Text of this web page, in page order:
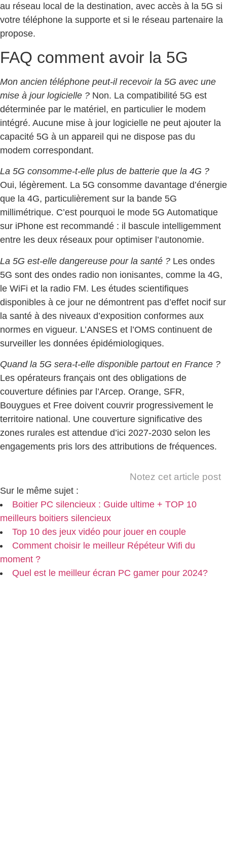
au réseau local de la destination, avec accès à la 5G si
votre téléphone la supporte et si le réseau partenaire la
propose.
FAQ comment avoir la 5G
Mon ancien téléphone peut-il recevoir la 5G avec une
mise à jour logicielle ? Non. La compatibilité 5G est
déterminée par le matériel, en particulier le modem
intégré. Aucune mise à jour logicielle ne peut ajouter la
capacité 5G à un appareil qui ne dispose pas du
modem correspondant.
La 5G consomme-t-elle plus de batterie que la 4G ?
Oui, légèrement. La 5G consomme davantage d’énergie
que la 4G, particulièrement sur la bande 5G
millimétrique. C’est pourquoi le mode 5G Automatique
sur iPhone est recommandé : il bascule intelligemment
entre les deux réseaux pour optimiser l’autonomie.
La 5G est-elle dangereuse pour la santé ? Les ondes
5G sont des ondes radio non ionisantes, comme la 4G,
le WiFi et la radio FM. Les études scientifiques
disponibles à ce jour ne démontrent pas d’effet nocif sur
la santé à des niveaux d’exposition conformes aux
normes en vigueur. L’ANSES et l’OMS continuent de
surveiller les données épidémiologiques.
Quand la 5G sera-t-elle disponible partout en France ?
Les opérateurs français ont des obligations de
couverture définies par l’Arcep. Orange, SFR,
Bouygues et Free doivent couvrir progressivement le
territoire national. Une couverture significative des
zones rurales est attendue d’ici 2027-2030 selon les
engagements pris lors des attributions de fréquences.
Notez cet article post
Sur le même sujet :
Boitier PC silencieux : Guide ultime + TOP 10
meilleurs boitiers silencieux
Top 10 des jeux vidéo pour jouer en couple
Comment choisir le meilleur Répéteur Wifi du
moment ?
Quel est le meilleur écran PC gamer pour 2024?